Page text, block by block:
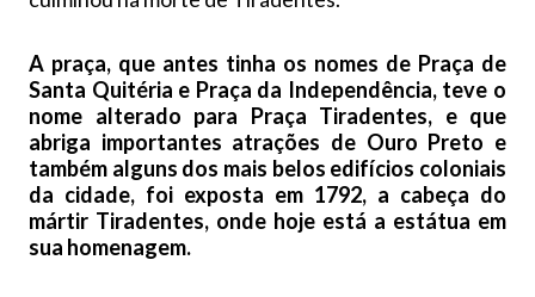
A praça, que antes tinha os nomes de Praça de
Santa Quitéria e Praça da Independência, teve o
nome alterado para Praça Tiradentes, e que
abriga importantes atrações de Ouro Preto e
também alguns dos mais belos edifícios coloniais
da cidade, foi exposta em 1792, a cabeça do
mártir Tiradentes, onde hoje está a estátua em
sua homenagem.